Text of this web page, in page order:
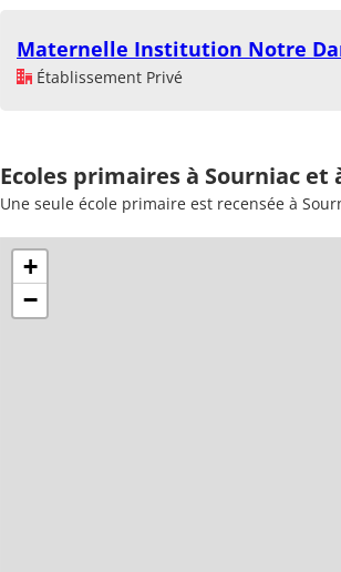
Maternelle Institution Notre
Établissement Privé
Ecoles primaires à Sourniac
Une seule école primaire est recensée à
+
−